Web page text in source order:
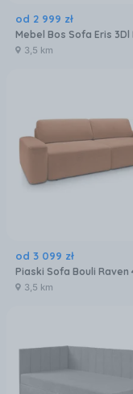
od 2 999 zł
3,5 km
od 3 099 zł
3,5 km